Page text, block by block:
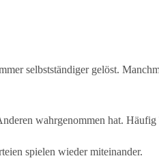
selbstständiger gelöst.
wahrgenommen hat.
spielen wieder miteinander.